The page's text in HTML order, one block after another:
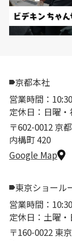
京都本社
営業時間：
定休日：日曜・
〒602-0012 京
内構町 420
Google Map
東京ショール
営業時間：
定休日：土曜
〒160-0022 東